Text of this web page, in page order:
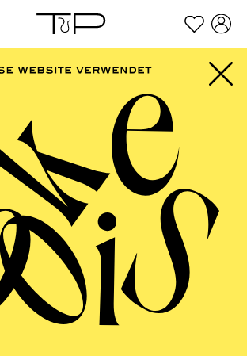
Zum Footer springen
AALTO
BALLETT
ESSEN